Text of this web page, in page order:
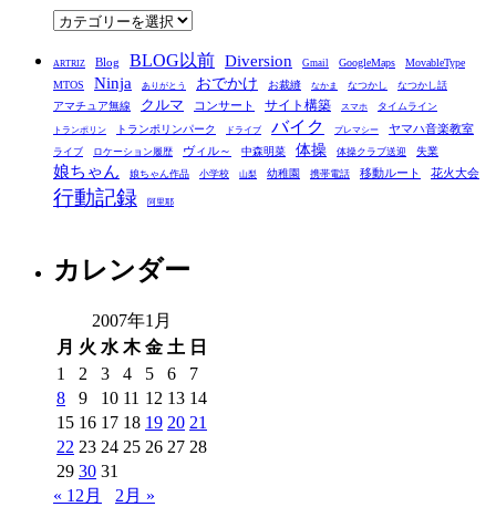
ブ
カ
ゴ
リ
ー
ARTRIZ Blog BLOG以前 Diversion Gmail GoogleMaps
MovableType
MTOS
Ninja ありがとう おでかけ お裁縫 なかま なつかし なつかし話
アマチュア無線 クルマ コンサート サイト構築 スマホ タイムライン
トランポリン トランポリンパーク ドライブ バイク プレマシー ヤマハ音楽教室
ライブ ロケーション履歴 ヴィル～ 中森明菜 体操 体操クラブ送迎 失業
娘ちゃん 娘ちゃん作品 小学校 山梨 幼稚園 携帯電話 移動ルート 花火大会
行動記録 阿里耶
カレンダー
2007年1月
月 火 水 木 金 土 日
1
2 3 4 5 6
7
8
9 10 11 12 13 14
15 16 17 18 19 20 21
22 23 24 25 26 27 28
29 30 31
« 12月
2月 »